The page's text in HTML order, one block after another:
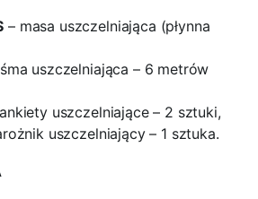
– masa uszczelniająca (płynna
uszczelniająca – 6 metrów
uszczelniające – 2 sztuki,
uszczelniający – 1 sztuka.